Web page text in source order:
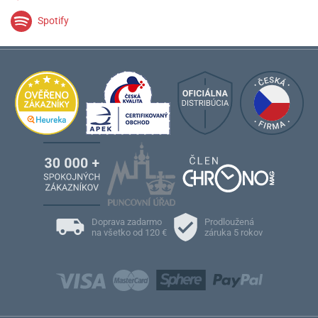
Spotify
Doprava zadarmo
na všetko od 120 €
Prodloužená
záruka 5 rokov